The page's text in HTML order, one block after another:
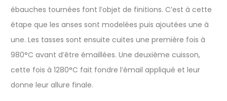
ébauches tournées font l’objet de finitions. C’est à cette
étape que les anses sont modelées puis ajoutées une à
une. Les tasses sont ensuite cuites une première fois à
980°C avant d’être émaillées. Une deuxième cuisson,
cette fois à 1280°C fait fondre l’émail appliqué et leur
donne leur allure finale.